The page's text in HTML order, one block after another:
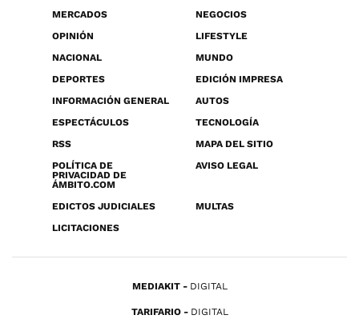
MERCADOS
NEGOCIOS
OPINIÓN
LIFESTYLE
NACIONAL
MUNDO
DEPORTES
EDICIÓN IMPRESA
INFORMACIÓN GENERAL
AUTOS
ESPECTÁCULOS
TECNOLOGÍA
RSS
MAPA DEL SITIO
POLÍTICA DE
PRIVACIDAD DE
ÁMBITO.COM
AVISO LEGAL
EDICTOS JUDICIALES
MULTAS
LICITACIONES
MEDIAKIT DIGITAL
TARIFARIO DIGITAL